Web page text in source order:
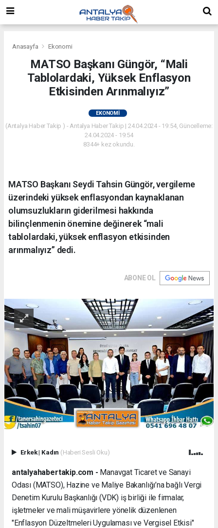
Anasayfa Ekonomi
MATSO Başkanı Güngör, “Mali
Tablolardaki, Yüksek Enflasyon
Etkisinden Arınmalıyız”
EKONOMI
(Antalya Haber Takip ) - Antalya Haber Takip | 24.04.2024 - 19:54, Güncelleme:
24.04.2024 - 19:54
8344+ kez okundu.
MATSO Başkanı Seydi Tahsin Güngör, vergileme
üzerindeki yüksek enflasyondan kaynaklanan
olumsuzlukların giderilmesi hakkında
bilinçlenmenin önemine değinerek “mali
tablolardaki, yüksek enflasyon etkisinden
arınmalıyız” dedi.
ABONE OL
Erkek| Kadın (Haberi Sesli Oku)
antalyahabertakip.com - Manavgat Ticaret ve Sanayi
Odası (MATSO), Hazine ve Maliye Bakanlığı’na bağlı Vergi
Denetim Kurulu Başkanlığı (VDK) iş birliği ile firmalar,
işletmeler ve mali müşavirlere yönelik düzenlenen
"Enflasyon Düzeltmeleri Uygulaması ve Vergisel Etkisi"